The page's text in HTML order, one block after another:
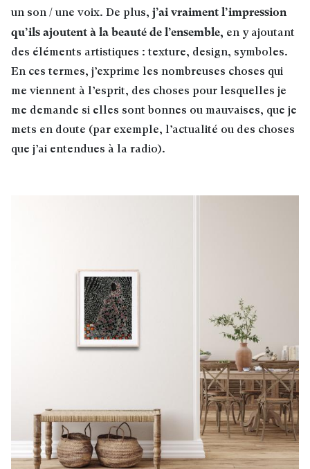
un son / une voix. De plus, j’ai vraiment l’impression
qu’ils ajoutent à la beauté de l’ensemble, en y ajoutant
des éléments artistiques : texture, design, symboles.
En ces termes, j’exprime les nombreuses choses qui
me viennent à l’esprit, des choses pour lesquelles je
me demande si elles sont bonnes ou mauvaises, que je
mets en doute (par exemple, l’actualité ou des choses
que j’ai entendues à la radio).